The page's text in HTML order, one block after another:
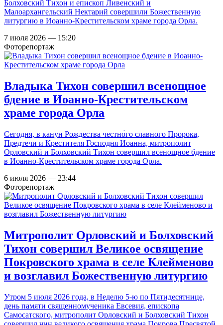
Болховский Тихон и епископ Ливенский и
Малоархангельский Нектарий совершили Божественную
литургию в Иоанно-Крестительском храме города Орла.
7 июля 2026 — 15:20
Фоторепортаж
Владыка Тихон совершил всенощное
бдение в Иоанно-Крестительском
храме города Орла
Сегодня, в канун Рождества честно́го славного Пророка,
Предтечи и Крестителя Господня Иоанна, митрополит
Орловский и Болховский Тихон совершил всенощное бдение
в Иоанно-Крестительском храме города Орла.
6 июля 2026 — 23:44
Фоторепортаж
Митрополит Орловский и Болховский
Тихон совершил Великое освящение
Покровского храма в селе Клейменово
и возглавил Божественную литургию
Утром 5 июля 2026 года, в Неделю 5-ю по Пятидесятнице,
день памяти священномученика Евсевия, епископа
Самосатского, митрополит Орловский и Болховский Тихон